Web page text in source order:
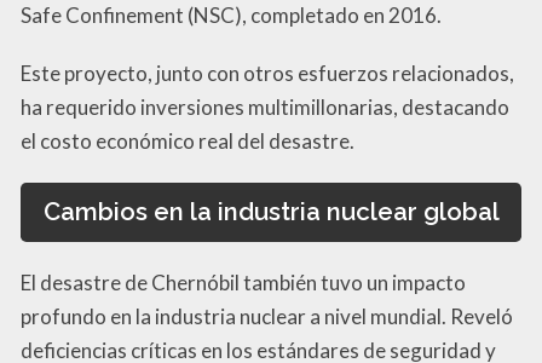
Safe Confinement (NSC), completado en 2016.
Este proyecto, junto con otros esfuerzos relacionados,
ha requerido inversiones multimillonarias, destacando
el costo económico real del desastre.
Cambios en la industria nuclear global
El desastre de Chernóbil también tuvo un impacto
profundo en la industria nuclear a nivel mundial. Reveló
deficiencias críticas en los estándares de seguridad y